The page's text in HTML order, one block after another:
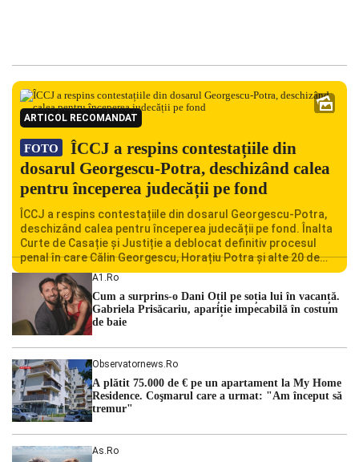
ARTICOL RECOMANDAT
FOTO
ÎCCJ a respins contestațiile din
dosarul Georgescu-Potra, deschizând calea
pentru începerea judecății pe fond
ÎCCJ a respins contestațiile din dosarul Georgescu-Potra,
deschizând calea pentru începerea judecății pe fond. Înalta
Curte de Casație și Justiție a deblocat definitiv procesul
penal în care Călin Georgescu, Horațiu Potra și alte 20 de
persoane sunt acuzați de acțiuni îndreptate împotriva
ordinii constituționale. În ședința din camera preliminară,
judecătorii de la instanța supremă au […]
A1.ro
Cum a surprins-o Dani Oțil pe soția lui în vacanță.
Gabriela Prisăcariu, apariție impecabilă în costum
de baie
Observatornews.ro
A plătit 75.000 de € pe un apartament la My Home
Residence. Coşmarul care a urmat: "Am început să
tremur"
As.ro